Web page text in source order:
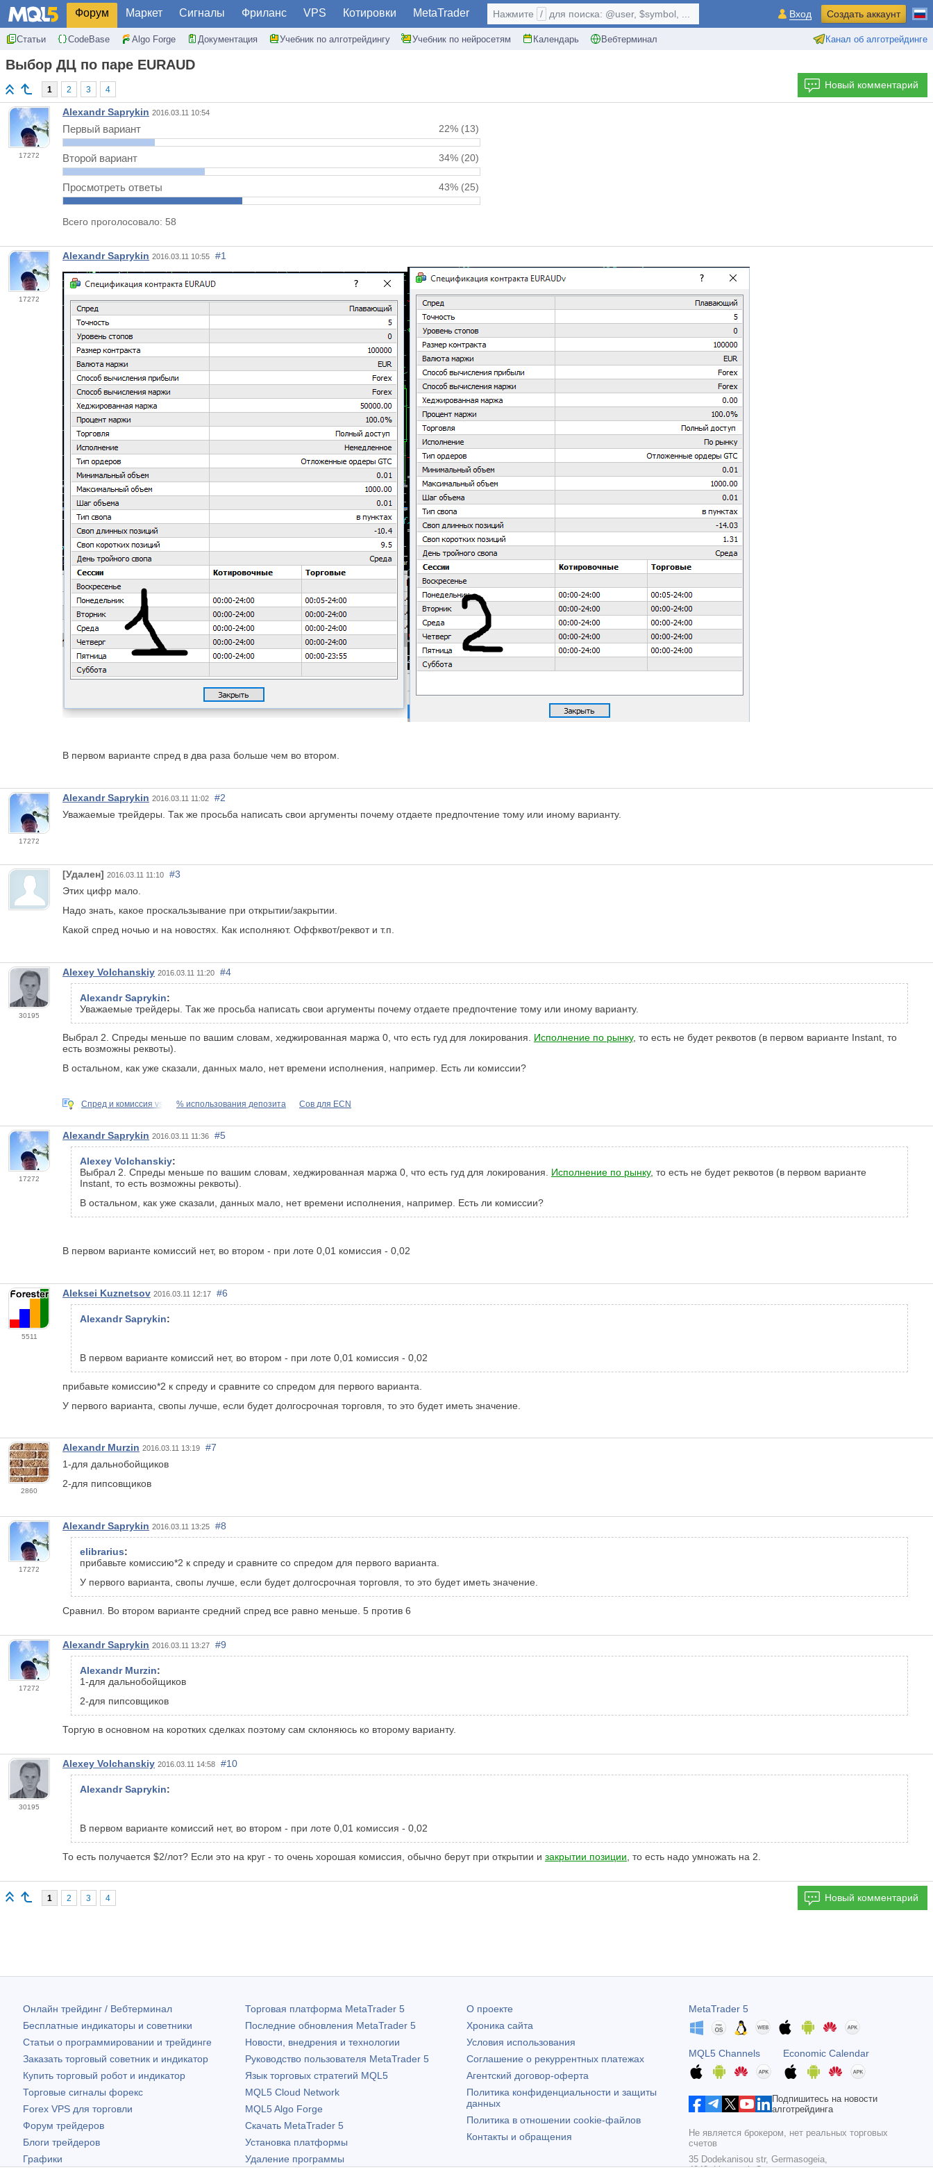
Форум Маркет Сигналы Фриланс VPS Котировки MetaTrader
Статьи CodeBase Algo Forge Документация Учебник по алготрейдингу Учебник по нейросетям Календарь Вебтерминал Канал об алготрейдинге
Нажмите / для поиска: @user, $symbol, ... Вход Создать аккаунт
Выбор ДЦ по паре EURAUD
1 2 3 4 Новый комментарий
17272
Alexandr Saprykin 2016.03.11 10:54
Первый вариант 22% (13)
Второй вариант 34% (20)
Просмотреть ответы 43% (25)
Всего проголосовало: 58
17272
Alexandr Saprykin 2016.03.11 10:55 #1
В первом варианте спред в два раза больше чем во втором.
17272
Alexandr Saprykin 2016.03.11 11:02
#2
Уважаемые трейдеры. Так же просьба написать свои аргументы почему отдаете предпочтение тому или иному варианту.
[Удален] 2016.03.11 11:10
#3
Этих цифр мало.
Надо знать, какое проскальзывание при открытии/закрытии.
Какой спред ночью и на новостях. Как исполняют. Оффквот/реквот и т.п.
30195
Alexey Volchanskiy 2016.03.11 11:20 #4
Alexandr Saprykin:
Уважаемые трейдеры. Так же просьба написать свои аргументы почему отдаете предпочтение тому или иному варианту.
Выбрал 2. Спреды меньше по вашим словам, хеджированная маржа 0, что есть гуд для локирования. Исполнение по рынку, то есть не будет реквотов (в первом варианте Instant, то
есть возможны реквоты).
В остальном, как уже сказали, данных мало, нет времени исполнения, например. Есть ли комиссии?
Спред и комиссия vs % использования депозита Сов для ECN
17272
Alexandr Saprykin 2016.03.11 11:36 #5
Alexey Volchanskiy:
Выбрал 2. Спреды меньше по вашим словам, хеджированная маржа 0, что есть гуд для локирования. Исполнение по рынку, то есть не будет реквотов (в первом варианте
Instant, то есть возможны реквоты).
В остальном, как уже сказали, данных мало, нет времени исполнения, например. Есть ли комиссии?
В первом варианте комиссий нет, во втором - при лоте 0,01 комиссия - 0,02
5511
Aleksei Kuznetsov 2016.03.11 12:17 #6
Alexandr Saprykin:
В первом варианте комиссий нет, во втором - при лоте 0,01 комиссия - 0,02
прибавьте комиссию*2 к спреду и сравните со спредом для первого варианта.
У первого варианта, свопы лучше, если будет долгосрочная торговля, то это будет иметь значение.
2860
Alexandr Murzin 2016.03.11 13:19
#7
1-для дальнобойщиков
2-для пипсовщиков
17272
Alexandr Saprykin 2016.03.11 13:25 #8
elibrarius:
прибавьте комиссию*2 к спреду и сравните со спредом для первого варианта.
У первого варианта, свопы лучше, если будет долгосрочная торговля, то это будет иметь значение.
Сравнил. Во втором варианте средний спред все равно меньше. 5 против 6
17272
Alexandr Saprykin 2016.03.11 13:27 #9
Alexandr Murzin:
1-для дальнобойщиков
2-для пипсовщиков
Торгую в основном на коротких сделках поэтому сам склоняюсь ко второму варианту.
30195
Alexey Volchanskiy 2016.03.11 14:58 #10
Alexandr Saprykin:
В первом варианте комиссий нет, во втором - при лоте 0,01 комиссия - 0,02
То есть получается $2/лот? Если это на круг - то очень хорошая комиссия, обычно берут при открытии и закрытии позиции , то есть надо умножать на 2.
1 2 3 4 Новый комментарий
Онлайн трейдинг / Вебтерминал
Бесплатные индикаторы и советники
Статьи о программировании и трейдинге
Заказать торговый советник и индикатор
Купить торговый робот и индикатор
Торговые сигналы форекс
Forex VPS для торговли
Форум трейдеров
Блоги трейдеров
Графики
Торговая платформа MetaTrader 5
Последние обновления MetaTrader 5
Новости, внедрения и технологии
Руководство пользователя MetaTrader 5
Язык торговых стратегий MQL5
MQL5 Cloud Network
MQL5 Algo Forge
Скачать MetaTrader 5
Установка платформы
Удаление программы
О проекте
Хроника сайта
Условия использования
Соглашение о рекуррентных платежах
Агентский договор-оферта
Политика конфиденциальности и защиты
данных
Политика в отношении cookie-файлов
Контакты и обращения
MetaTrader 5
MQL5 Channels Economic Calendar
Подпишитесь на новости
алготрейдинга
Не является брокером, нет реальных торговых
счетов
35 Dodekanisou str, Germasogeia,
4043, Limassol, Cyprus